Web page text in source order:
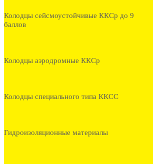
Колодцы сейсмоустойчивые ККСр до 9
баллов
Колодцы аэродромные ККСр
Колодцы специального типа ККСС
Гидроизоляционные материалы